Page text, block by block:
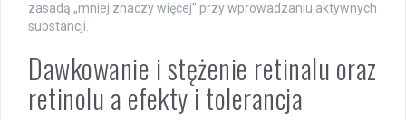
zasadą „mniej znaczy więcej” przy wprowadzaniu aktywnych
substancji.
Dawkowanie i stężenie retinalu oraz
retinolu a efekty i tolerancja